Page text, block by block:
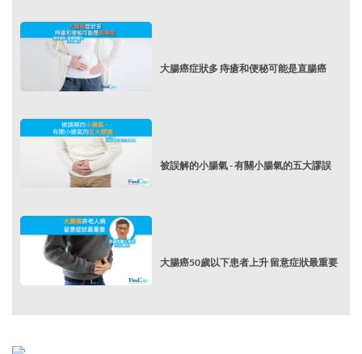
大腸癌症狀多 痔瘡和便秘可能是直腸癌
被誤解的小腸氣 - 有關小腸氣的五大謬誤
大腸癌50歲以下患者上升 留意症狀最重要